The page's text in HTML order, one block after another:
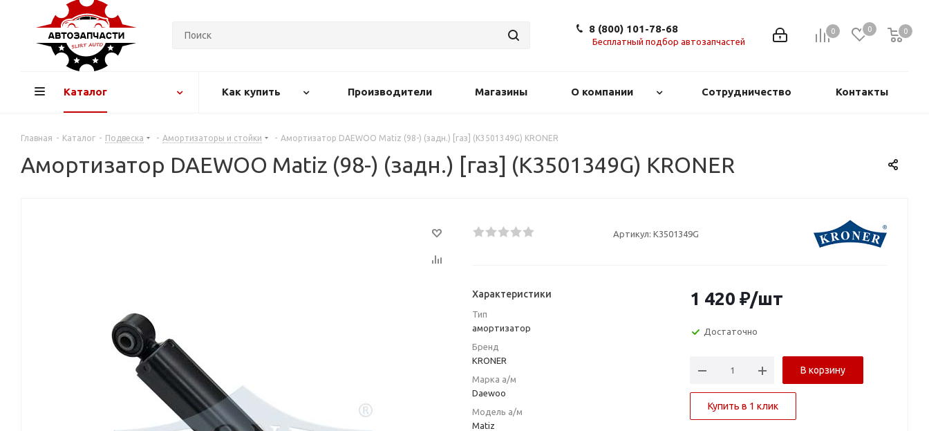
0 0 0
0
8 (800) 101-78-68
Бесплатный подбор автозапчастей
Каталог Как купить Производители Магазины О компании Сотрудничество Контакты
Главная - Каталог - Подвеска - Амортизаторы и стойки - Амортизатор DAEWOO Matiz (98-) (задн.) [газ] (K3501349G) KRONER
Амортизатор DAEWOO Matiz (98-) (задн.) [газ] (K3501349G) KRONER
Артикул: K3501349G
Характеристики
Тип
амортизатор
Бренд
KRONER
Марка а/м
Daewoo
Модель а/м
Matiz
1 420 ₽/шт
Достаточно
В корзину
Купить в 1 клик